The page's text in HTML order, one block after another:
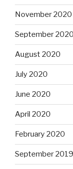
November 2020
September 2020
August 2020
July 2020
June 2020
April 2020
February 2020
September 2019